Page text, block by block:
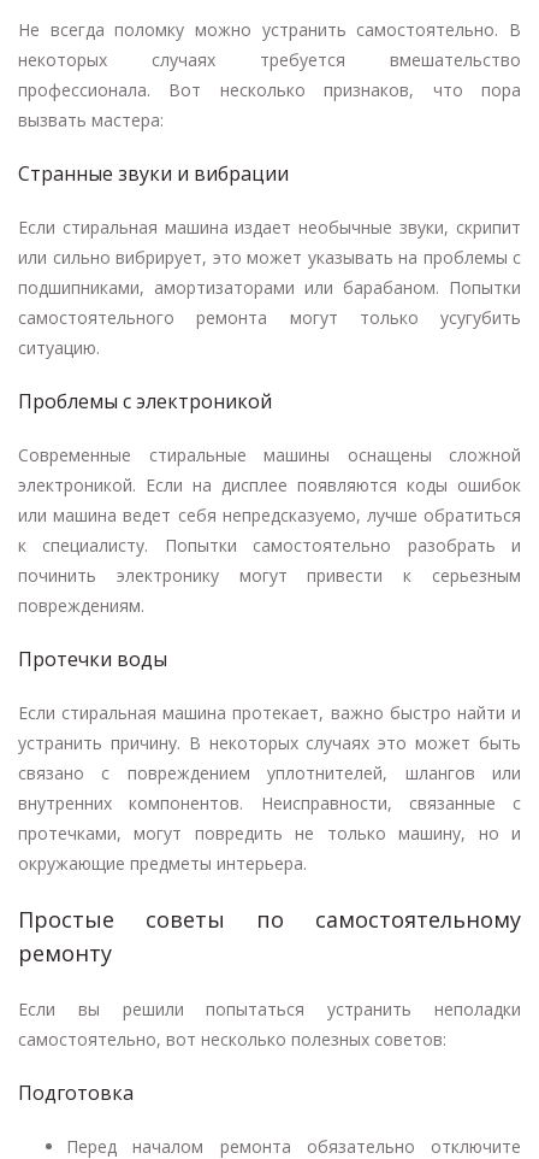
Не всегда поломку можно устранить самостоятельно. В
некоторых случаях требуется вмешательство
профессионала. Вот несколько признаков, что пора
вызвать мастера:
Странные звуки и вибрации
Если стиральная машина издает необычные звуки, скрипит
или сильно вибрирует, это может указывать на проблемы с
подшипниками, амортизаторами или барабаном. Попытки
самостоятельного ремонта могут только усугубить
ситуацию.
Проблемы с электроникой
Современные стиральные машины оснащены сложной
электроникой. Если на дисплее появляются коды ошибок
или машина ведет себя непредсказуемо, лучше обратиться
к специалисту. Попытки самостоятельно разобрать и
починить электронику могут привести к серьезным
повреждениям.
Протечки воды
Если стиральная машина протекает, важно быстро найти и
устранить причину. В некоторых случаях это может быть
связано с повреждением уплотнителей, шлангов или
внутренних компонентов. Неисправности, связанные с
протечками, могут повредить не только машину, но и
окружающие предметы интерьера.
Простые советы по самостоятельному
ремонту
Если вы решили попытаться устранить неполадки
самостоятельно, вот несколько полезных советов:
Подготовка
Перед началом ремонта обязательно отключите